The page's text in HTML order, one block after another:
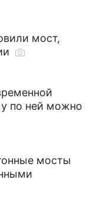
мост,
по ней можно
мосты